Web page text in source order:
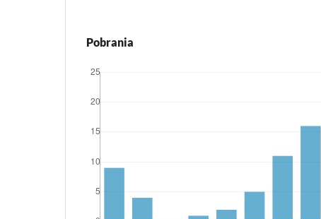
Pobrania